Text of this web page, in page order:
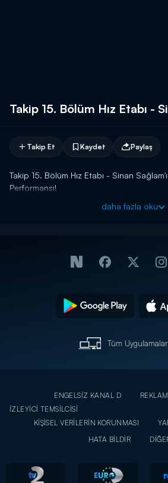
Takip 15. Bölüm Hız Etabı -
Takip Et Kaydet Paylaş
Takip 15. Bölüm Hız Etabı - Sinan
Performansı!
daha fazla oku
Tüm
ENGELSİZ KANAL D REKLAM
İZLEYİCİ TEMSİLCİSİ
KİŞİSEL VERİLERİN KORUNMASI
HATA BİLDİR